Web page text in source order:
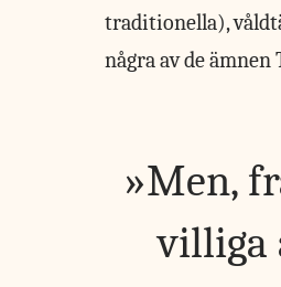
traditionella),
några av de
Men,
villiga